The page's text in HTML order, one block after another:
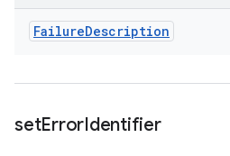
FailureDescription
setErrorIdentifier